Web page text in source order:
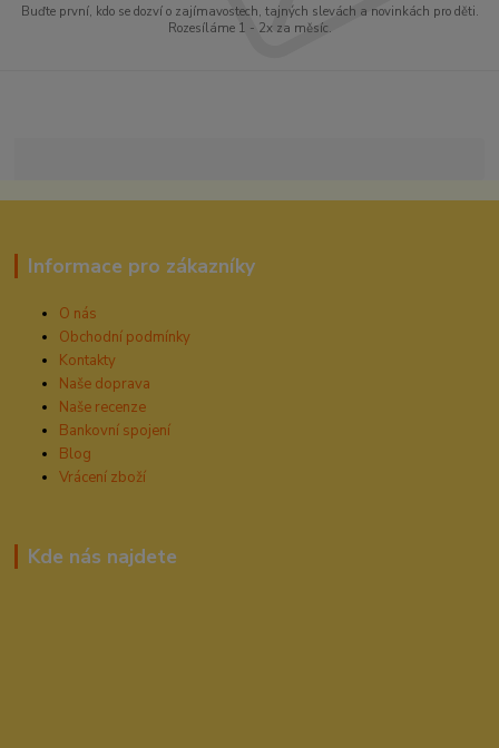
Buďte první, kdo se dozví o zajímavostech, tajných slevách a novinkách pro děti.
Rozesíláme 1 - 2x za měsíc.
Informace pro zákazníky
O nás
Obchodní podmínky
Kontakty
Naše doprava
Naše recenze
Bankovní spojení
Blog
Vrácení zboží
Kde nás najdete